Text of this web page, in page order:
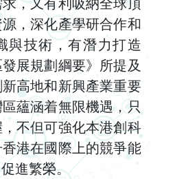
，深化產學研合作和
與技術，有潛力打造
展規劃綱要》所提及
高地和新興產業重要
蘊涵着無限機遇，只
不但可強化本港創科
港在國際上的競爭能
進繁榮。